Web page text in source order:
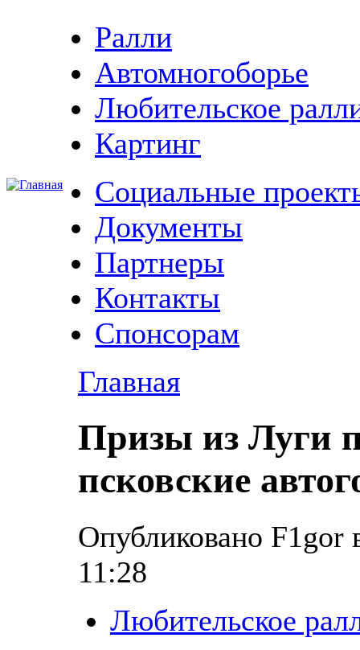
Ралли
Автомногоборье
Любительское
Картинг
Социальные
Документы
Партнеры
Контакты
Спонсорам
Главная
Призы из Луги
псковские
Опубликовано
11:28
Любительское